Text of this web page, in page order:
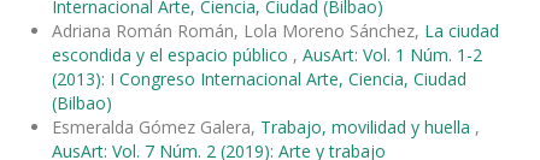
Internacional Arte, Ciencia, Ciudad (Bilbao)
Adriana Román Román, Lola Moreno Sánchez, La ciudad
escondida y el espacio público , AusArt: Vol. 1 Núm. 1-2
(2013): I Congreso Internacional Arte, Ciencia, Ciudad
(Bilbao)
Esmeralda Gómez Galera, Trabajo, movilidad y huella ,
AusArt: Vol. 7 Núm. 2 (2019): Arte y trabajo